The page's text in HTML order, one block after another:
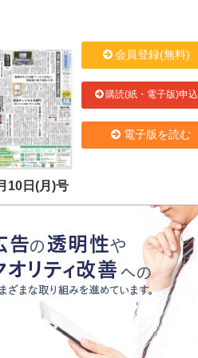
10日(月)号
会員登録(無料)
購読(紙・電子版)申込
電子版を読む